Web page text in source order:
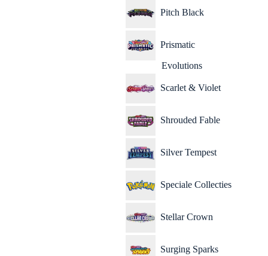
Pitch Black
Prismatic
Evolutions
Scarlet & Violet
Shrouded Fable
Silver Tempest
Speciale Collecties
Stellar Crown
Surging Sparks